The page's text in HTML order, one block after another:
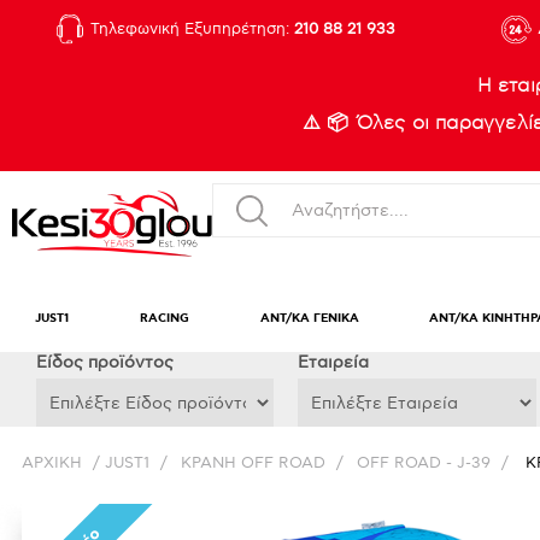
Τηλεφωνική Εξυπηρέτηση: 210 88 21 933
Η
⚠️ 📦 Όλες οι
JUST1 RACING ΑΝΤ/ΚΑ ΓΕΝΙΚΑ ΑΝΤ/ΚΑ
Eίδος προϊόντος Εταιρεία
ΑΡΧΙΚΉ / JUST1 / ΚΡΑΝΗ OFF ROAD / OFF ROAD - J-39 /